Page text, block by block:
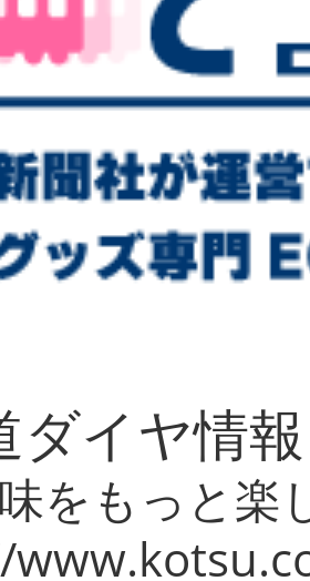
ダイヤ情
をもっと楽